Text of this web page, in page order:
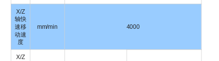
X/Z
轴快
速移
动速
度
mm/min 4000
X/Z